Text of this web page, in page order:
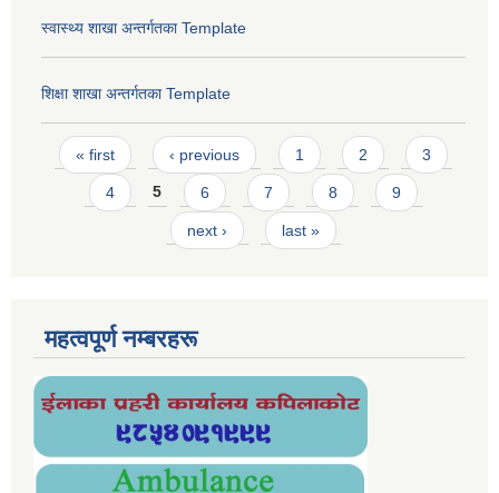
स्वास्थ्य शाखा अन्तर्गतका Template
शिक्षा शाखा अन्तर्गतका Template
Pages
« first ‹ previous 1 2 3
4 5 6 7 8 9
next › last »
महत्वपूर्ण नम्बरहरू